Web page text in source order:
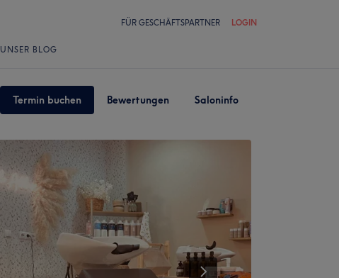
FÜR GESCHÄFTSPARTNER LOGIN
UNSER BLOG
Termin buchen Bewertungen Saloninfo